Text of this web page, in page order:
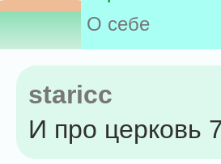
О себе
staricc
И про церковь